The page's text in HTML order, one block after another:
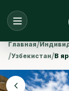
Главная/
/Узбекистан/В